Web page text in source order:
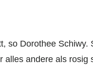
so Dorothee
alles andere als rosig